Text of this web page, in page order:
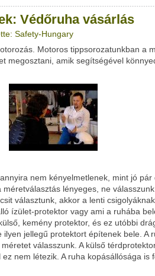
Google
Digg
Védőruha vásárlás
Safety-Hungary
Motoros tippsorozatunkban a
megosztani, amik segítségével
nem kényelmetlenek, mint jó pár
lényeges, ne
választunk, akkor a lenti
ízület-protektor vagy ami a ruhába
kemény protektor, és ez utóbbi
jellegű protektort építenek bele. A
válasszunk. A külső
nem létezik. A ruha kopásállósága is